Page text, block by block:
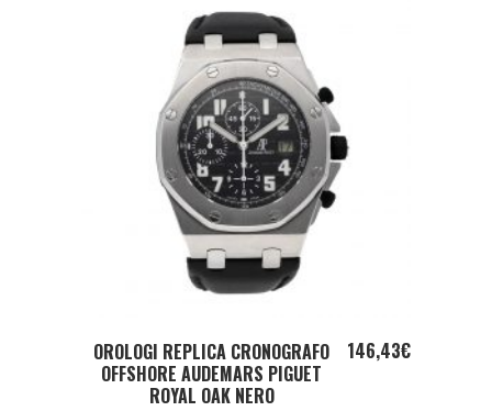
ADD TO CART
OROLOGI REPLICA CRONOGRAFO
OFFSHORE AUDEMARS PIGUET
ROYAL OAK NERO
146,43€